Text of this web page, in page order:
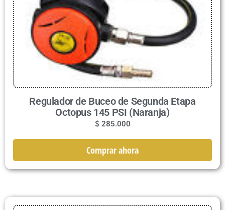
Regulador de Buceo de Segunda Etapa
Octopus 145 PSI (Naranja)
$ 285.000
Comprar ahora